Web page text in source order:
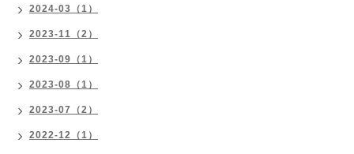
2024-03（1）
2023-11（2）
2023-09（1）
2023-08（1）
2023-07（2）
2022-12（1）